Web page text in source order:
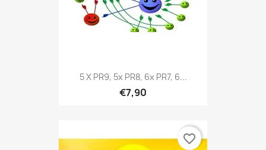
5 X PR9, 5x PR8, 6x PR7, 6...
€7,90
favorite_border